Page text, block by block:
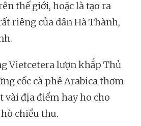
thế giới, hoặc là tạo ra
riêng của dân Hà Thành,
Vietcetera lượn khắp Thủ
cốc cà phê Arabica thơm
vài địa điểm hay ho cho
chiều thu.